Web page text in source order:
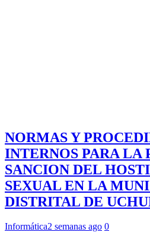
NORMAS Y
INTERNOS PARA LA
SANCION DEL
SEXUAL EN LA
DISTRITAL DE
Informática2 semanas ago 0